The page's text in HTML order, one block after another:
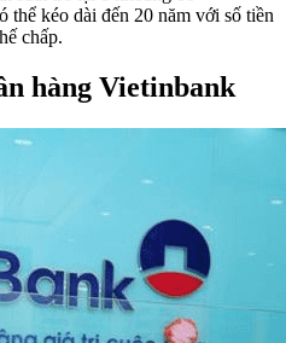
thể kéo dài đến 20 năm với số tiền
chấp.
hàng Vietinbank